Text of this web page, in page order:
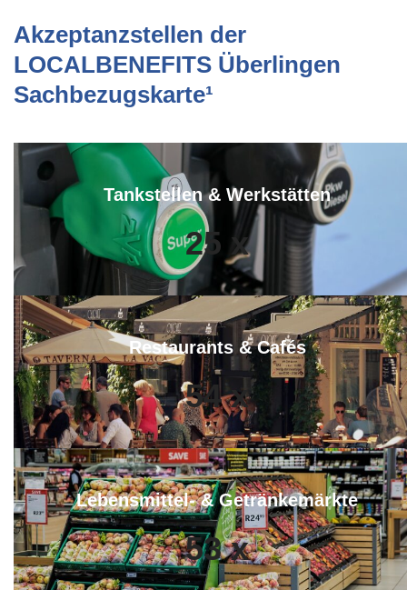
Akzeptanzstellen der
LOCALBENEFITS Überlingen
Sachbezugskarte¹
Tankstellen & Werkstätten
25 x
Restaurants & Cafés
54 x
Lebensmittel- & Getränkemärkte
53 x